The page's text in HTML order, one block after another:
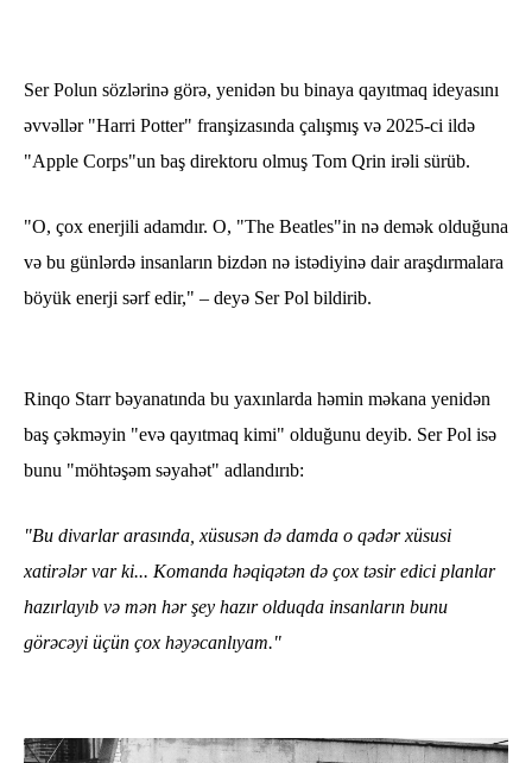
Ser Polun sözlərinə görə, yenidən bu binaya qayıtmaq ideyasını
əvvəllər "Harri Potter" franşizasında çalışmış və 2025-ci ildə
"Apple Corps"un baş direktoru olmuş Tom Qrin irəli sürüb.
"O, çox enerjili adamdır. O, "The Beatles"in nə demək olduğuna
və bu günlərdə insanların bizdən nə istədiyinə dair araşdırmalara
böyük enerji sərf edir," – deyə Ser Pol bildirib.
Rinqo Starr bəyanatında bu yaxınlarda həmin məkana yenidən
baş çəkməyin "evə qayıtmaq kimi" olduğunu deyib. Ser Pol isə
bunu "möhtəşəm səyahət" adlandırıb:
"Bu divarlar arasında, xüsusən də damda o qədər xüsusi
xatirələr var ki... Komanda həqiqətən də çox təsir edici planlar
hazırlayıb və mən hər şey hazır olduqda insanların bunu
görəcəyi üçün çox həyəcanlıyam."